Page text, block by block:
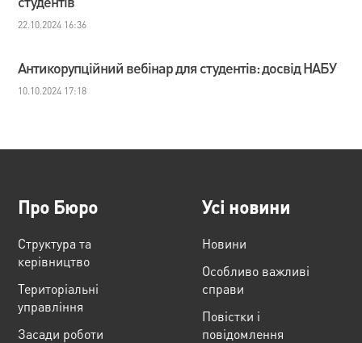
22.10.2024 16:36
Антикорупційний вебінар для студентів: досвід НАБУ
10.10.2024 17:18
Про Бюро
Структура та
керівництво
Територіальні
управління
Засади роботи
Усі новини
Новини
Особливо важливі
справи
Повістки і
повідомлення